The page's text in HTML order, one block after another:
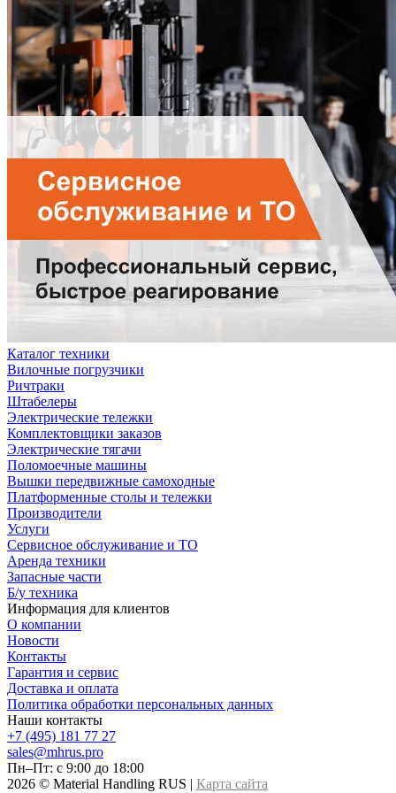
Каталог техники
Вилочные погрузчики
Ричтраки
Штабелеры
Электрические тележки
Комплектовщики заказов
Электрические тягачи
Поломоечные машины
Вышки передвижные самоходные
Платформенные столы и тележки
Производители
Услуги
Сервисное обслуживание и ТО
Аренда техники
Запасные части
Б/у техника
Информация для клиентов
О компании
Новости
Контакты
Гарантия и сервис
Доставка и оплата
Политика обработки персональных данных
Наши контакты
+7 (495) 181 77 27
sales@mhrus.pro
Пн–Пт: с 9:00 до 18:00
2026 © Material Handling RUS | Карта сайта